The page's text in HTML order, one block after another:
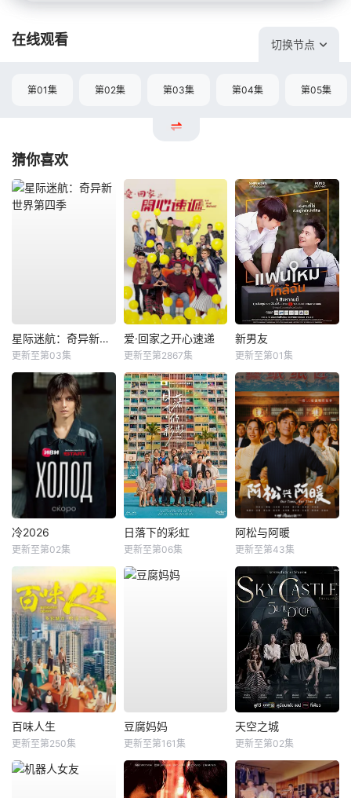
在线观看 切换节点
第01集 第02集 第03集 第04集 第05集
猜你喜欢
星际迷航：奇异新世界第四季
更新至第03集
爱·回家之开心速递
更新至第2867集
新男友
更新至第01集
冷2026
更新至第02集
日落下的彩虹
更新至第06集
阿松与阿暖
更新至第43集
百味人生
更新至第250集
豆腐妈妈
更新至第161集
天空之城
更新至第02集